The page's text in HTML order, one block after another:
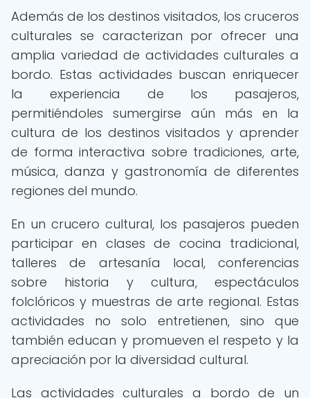
Además de los destinos visitados, los cruceros
culturales se caracterizan por ofrecer una
amplia variedad de actividades culturales a
bordo. Estas actividades buscan enriquecer
la experiencia de los pasajeros,
permitiéndoles sumergirse aún más en la
cultura de los destinos visitados y aprender
de forma interactiva sobre tradiciones, arte,
música, danza y gastronomía de diferentes
regiones del mundo.
En un crucero cultural, los pasajeros pueden
participar en clases de cocina tradicional,
talleres de artesanía local, conferencias
sobre historia y cultura, espectáculos
folclóricos y muestras de arte regional. Estas
actividades no solo entretienen, sino que
también educan y promueven el respeto y la
apreciación por la diversidad cultural.
Las actividades culturales a bordo de un